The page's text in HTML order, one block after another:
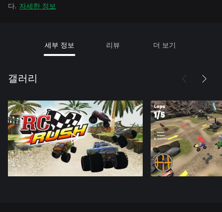
다. 자세한 정보
세부 정보 리뷰 더 보기
갤러리